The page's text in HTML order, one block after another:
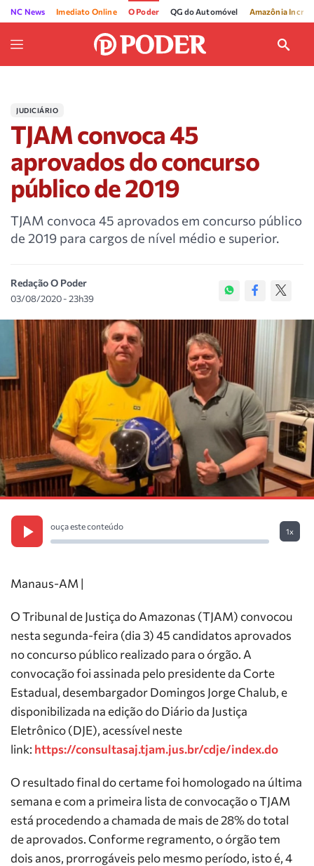
NC News Imediato Online O Poder QG do Automóvel Amazônia
JUDICIÁRIO
TJAM convoca 45
aprovados do concurso
público de 2019
TJAM convoca 45 aprovados em concurso público
de 2019 para cargos de nível médio e superior.
Redação O Poder
03/08/2020 - 23h39
ouça este conteúdo
1x
Manaus-AM |
O Tribunal de Justiça do Amazonas (TJAM) convocou
nesta segunda-feira (dia 3) 45 candidatos aprovados
no concurso público realizado para o órgão. A
convocação foi assinada pelo presidente da Corte
Estadual, desembargador Domingos Jorge Chalub, e
disponibilizada na edição do Diário da Justiça
Eletrônico (DJE), acessível neste
link: https://consultasaj.tjam.jus.br/cdje/index.do
O resultado final do certame foi homologado na última
semana e com a primeira lista de convocação o TJAM
está procedendo a chamada de mais de 28% do total
de aprovados. Conforme regramento, o órgão tem
dois anos, prorrogáveis pelo mesmo período, isto é, 4